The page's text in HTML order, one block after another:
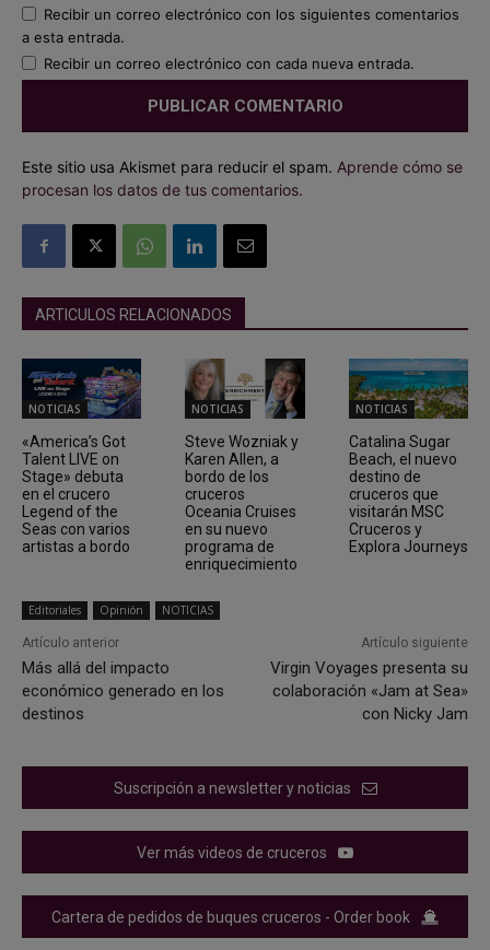
Recibir un correo electrónico con los siguientes comentarios
a esta entrada.
Recibir un correo electrónico con cada nueva entrada.
Este sitio usa Akismet para reducir el spam. Aprende cómo se
procesan los datos de tus comentarios.
ARTICULOS RELACIONADOS
NOTICIAS
«America’s Got
Talent LIVE on
Stage» debuta
en el crucero
Legend of the
Seas con varios
artistas a bordo
NOTICIAS
Steve Wozniak y
Karen Allen, a
bordo de los
cruceros
Oceania Cruises
en su nuevo
programa de
enriquecimiento
NOTICIAS
Catalina Sugar
Beach, el nuevo
destino de
cruceros que
visitarán MSC
Cruceros y
Explora Journeys
Editoriales Opinión NOTICIAS
Artículo anterior
Más allá del impacto
económico generado en los
destinos
Artículo siguiente
Virgin Voyages presenta su
colaboración «Jam at Sea»
con Nicky Jam
Suscripción a newsletter y noticias
Ver más videos de cruceros
Cartera de pedidos de buques cruceros - Order book